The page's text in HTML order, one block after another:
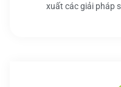
xuất các giải pháp